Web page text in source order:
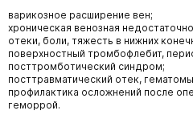
варикозное расширение вен;
хроническая венозная
отеки, боли, тяжесть в нижних
поверхностный тромбофлебит,
посттромботический синдром;
посттравматический отек,
профилактика осложнений после
геморрой.